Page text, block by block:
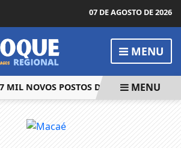
07 DE AGOSTO DE 2026
MENU
NOVOS POSTOS DE TRABALHO EM
MENU